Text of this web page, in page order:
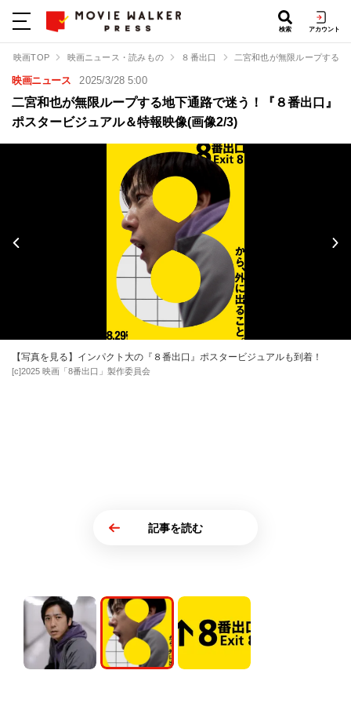
検索 アカウント
映画TOP 映画ニュース・読みもの ８番出口 二宮和也が無限ループする
映画ニュース 2025/3/28 5:00
二宮和也が無限ループする地下通路で迷う！『８番出口』
ポスタービジュアル＆特報映像(画像2/3)
【写真を見る】インパクト大の『８番出口』ポスタービジュアルも到着！
[c]2025 映画「8番出口」製作委員会
記事を読む